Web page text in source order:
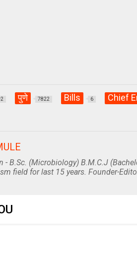
पुणे 7822 Bills 6 Chief
- B.Sc. (Microbiology) B.M.C.J
field for last 15 years. Founder-